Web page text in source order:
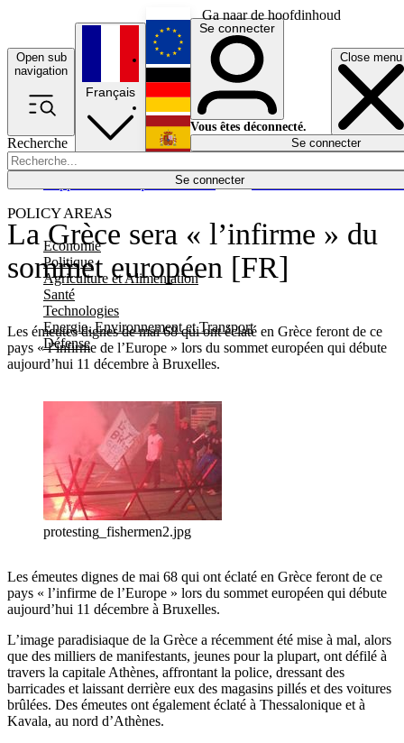
Ga naar de hoofdinhoud
Open sub
navigation
Close menu
Recherche
Se connecter
POLICY AREAS
Economie
Politique
Agriculture et Alimentation
Santé
Technologies
Energie, Environnement et Transport
Défense
Économie
Français
English
Deutsch
Español
Se connecter
Vous êtes déconnecté.
Se connecter
La Grèce sera « l’infirme » du
sommet européen [FR]
Les émeutes dignes de mai 68 qui ont éclaté en Grèce feront de ce
pays « l’infirme de l’Europe » lors du sommet européen qui débute
aujourd’hui 11 décembre à Bruxelles.
protesting_fishermen2.jpg
Les émeutes dignes de mai 68 qui ont éclaté en Grèce feront de ce
pays « l’infirme de l’Europe » lors du sommet européen qui débute
aujourd’hui 11 décembre à Bruxelles.
L’image paradisiaque de la Grèce a récemment été mise à mal, alors
que des milliers de manifestants, jeunes pour la plupart, ont défilé à
travers la capitale Athènes, affrontant la police, dressant des
barricades et laissant derrière eux des magasins pillés et des voitures
brûlées. Des émeutes ont également éclaté à Thessalonique et à
Kavala, au nord d’Athènes.